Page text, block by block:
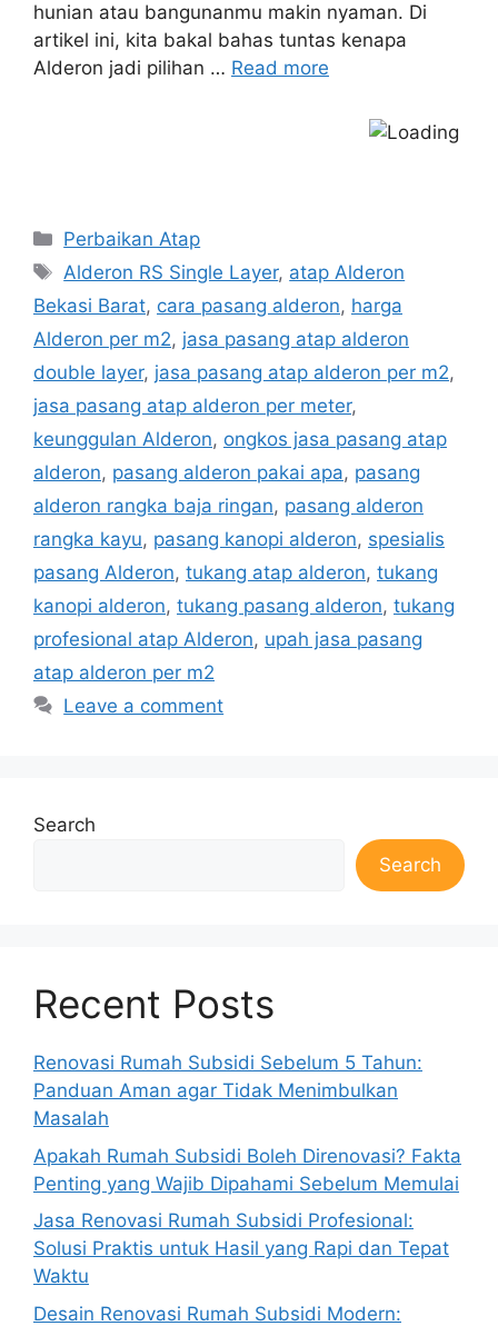
hunian atau bangunanmu makin nyaman. Di
artikel ini, kita bakal bahas tuntas kenapa
Alderon jadi pilihan … Read more
Categories
Perbaikan Atap
Tags
Alderon RS Single Layer, atap Alderon
Bekasi Barat, cara pasang alderon, harga
Alderon per m2, jasa pasang atap alderon
double layer, jasa pasang atap alderon per m2,
jasa pasang atap alderon per meter,
keunggulan Alderon, ongkos jasa pasang atap
alderon, pasang alderon pakai apa, pasang
alderon rangka baja ringan, pasang alderon
rangka kayu, pasang kanopi alderon, spesialis
pasang Alderon, tukang atap alderon, tukang
kanopi alderon, tukang pasang alderon, tukang
profesional atap Alderon, upah jasa pasang
atap alderon per m2
Leave a comment
Search
Search
Recent Posts
Renovasi Rumah Subsidi Sebelum 5 Tahun:
Panduan Aman agar Tidak Menimbulkan
Masalah
Apakah Rumah Subsidi Boleh Direnovasi? Fakta
Penting yang Wajib Dipahami Sebelum Memulai
Jasa Renovasi Rumah Subsidi Profesional:
Solusi Praktis untuk Hasil yang Rapi dan Tepat
Waktu
Desain Renovasi Rumah Subsidi Modern: